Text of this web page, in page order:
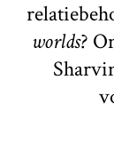
worlds?